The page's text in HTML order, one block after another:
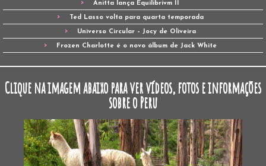
Anitta lança Equilibrivm II
Ted Lasso volta para quarta temporada
Universo Circular – Jocy de Oliveira
Frozen Charlotte é o novo álbum de Jack White
Clique na imagem abaixo para ver vídeos, fotos e informações
sobre o Peru